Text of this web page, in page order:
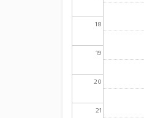
18
19
20
21